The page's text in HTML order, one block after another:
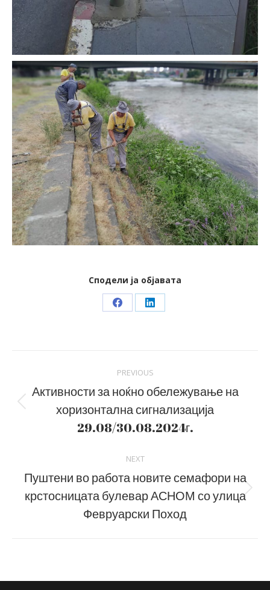
Сподели ја објавата
Share Share
navigation
PREVIOUS
Previous
post:
Активности за ноќно обележување на
хоризонтална сигнализација
29.08/30.08.2024г.
NEXT
Next
post:
Пуштени во работа новите семафори на
крстосницата булевар АСНОМ со улица
Февруарски Поход